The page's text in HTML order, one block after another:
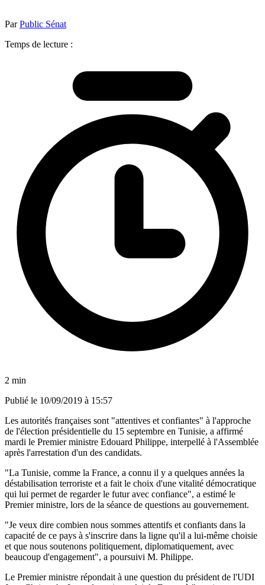
ParPublic Sénat
Temps de lecture :
2 min
Publié le 10/09/2019 à 15:57
Les autorités françaises sont "attentives et confiantes" à l'approche
de l'élection présidentielle du 15 septembre en Tunisie, a affirmé
mardi le Premier ministre Edouard Philippe, interpellé à l'Assemblée
après l'arrestation d'un des candidats.
"La Tunisie, comme la France, a connu il y a quelques années la
déstabilisation terroriste et a fait le choix d'une vitalité démocratique
qui lui permet de regarder le futur avec confiance", a estimé le
Premier ministre, lors de la séance de questions au gouvernement.
"Je veux dire combien nous sommes attentifs et confiants dans la
capacité de ce pays à s'inscrire dans la ligne qu'il a lui-même choisie
et que nous soutenons politiquement, diplomatiquement, avec
beaucoup d'engagement", a poursuivi M. Philippe.
Le Premier ministre répondait à une question du président de l'UDI